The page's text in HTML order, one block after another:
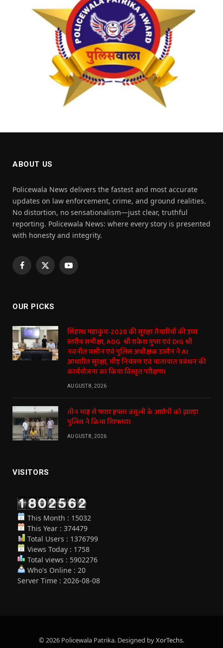
ABOUT US
Policewala News delivers the fastest and most accurate
updates on law enforcement, crime, and ground realities.
No distortion, no sensationalism—just clear, truthful
reporting. Policewala News: where every story is presented
with honesty and integrity.
Facebook
X
YouTube
OUR PICKS
सिंहस्थ महाकुंभ-2028 की सुरक्षा तैयारियों की उच्च
स्तरीय समीक्षा, ADG श्री राकेश गुप्ता एवं DIG श्री
नवनीत भसीन एवं पुलिस अधीक्षक उज्जैन ने AI
आधारित सुरक्षा, भीड़ नियंत्रण एवं यातायात प्रबंधन की
कार्ययोजना का किया विस्तृत परीक्षण।
AUGUST 8, 2026
तीन माह से फरार हफ्ता वसूली के आरोपी को झारड़ा
पुलिस ने किया गिरफ्तार।
AUGUST 8, 2026
VISITORS
This Month : 15032
This Year : 374479
Total Users : 1376799
Views Today : 1758
Total views : 5902276
Who's Online : 20
Server Time : 2026-08-08
© 2026 Policewala Patrika. Designed byXorTechs.